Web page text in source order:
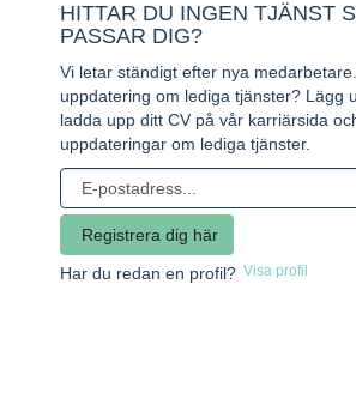
HITTAR DU INGEN TJÄNST
PASSAR DIG?
Vi letar ständigt efter nya
uppdatering om lediga tjänster? Lägg
ladda upp ditt CV på vår karriärsida
uppdateringar om lediga tjänster.
Har du redan en profil? Visa profil